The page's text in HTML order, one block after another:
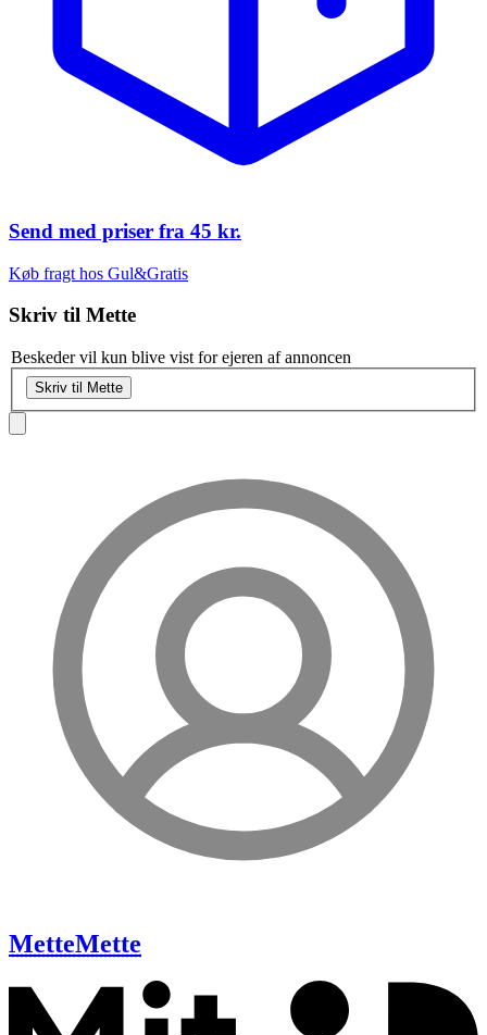
Send med priser fra 45 kr.
Køb fragt hos Gul&Gratis
Skriv til Mette
Beskeder vil kun blive vist for ejeren af annoncen
Skriv til Mette
MetteMette